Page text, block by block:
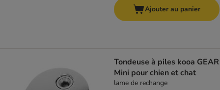
Ajouter au panier
Tondeuse à piles kooa GEAR
Mini pour chien et chat
lame de rechange